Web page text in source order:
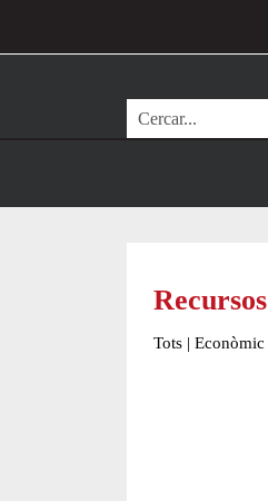
Cerca
Recursos
Tots | Econòmic